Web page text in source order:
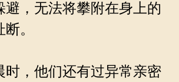
避，无法将攀附在身上的
。
，他们还有过异常亲密